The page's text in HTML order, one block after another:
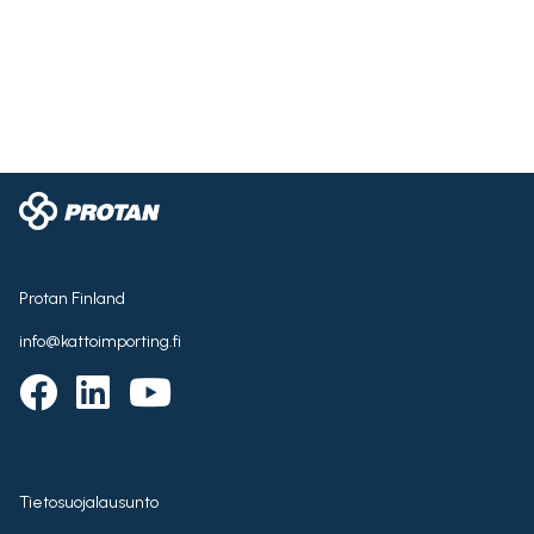
Protan Finland
info@kattoimporting.fi
Tietosuojalausunto